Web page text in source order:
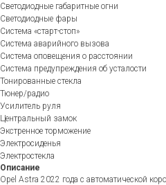
Светодиодные габаритные огни
Светодиодные фары
Система «старт-стоп»
Система аварийного вызова
Система оповещения о расстоянии
Система предупреждения об усталости
Тонированные стекла
Тюнер/радио
Усилитель руля
Центральный замок
Экстренное торможение
Электросиденья
Электростекла
Описание
Opel Astra 2022 года с автоматической